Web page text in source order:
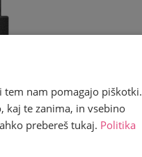
tem nam pomagajo piškotki.
kaj te zanima, in vsebino
prebereš tukaj. Politika